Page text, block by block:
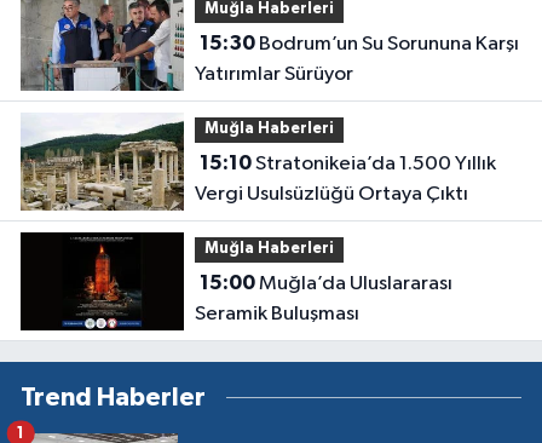
Muğla Haberleri
15:30Bodrum’un Su Sorununa Karşı
Yatırımlar Sürüyor
Muğla Haberleri
15:10Stratonikeia’da 1.500 Yıllık
Vergi Usulsüzlüğü Ortaya Çıktı
Muğla Haberleri
15:00Muğla’da Uluslararası
Seramik Buluşması
Trend Haberler
1